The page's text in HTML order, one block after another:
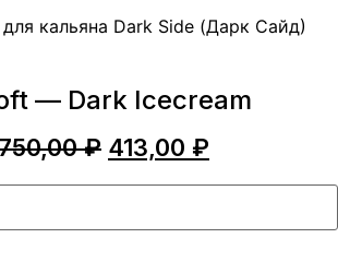
для кальяна Dark Side (Дарк Сайд)
— Dark Icecream
₽ Первоначальная
составляла
413,00 ₽
413,00 ₽.